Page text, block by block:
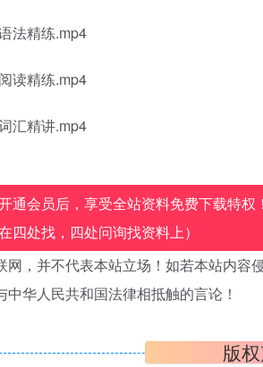
法精练.mp4
读精练.mp4
汇精讲.mp4
通会员后，享受全站资料免费下载特
四处找，四处问询找资料上）
网，并不代表本站立场！如若本站内
华人民共和国法律相抵触的言论！
版